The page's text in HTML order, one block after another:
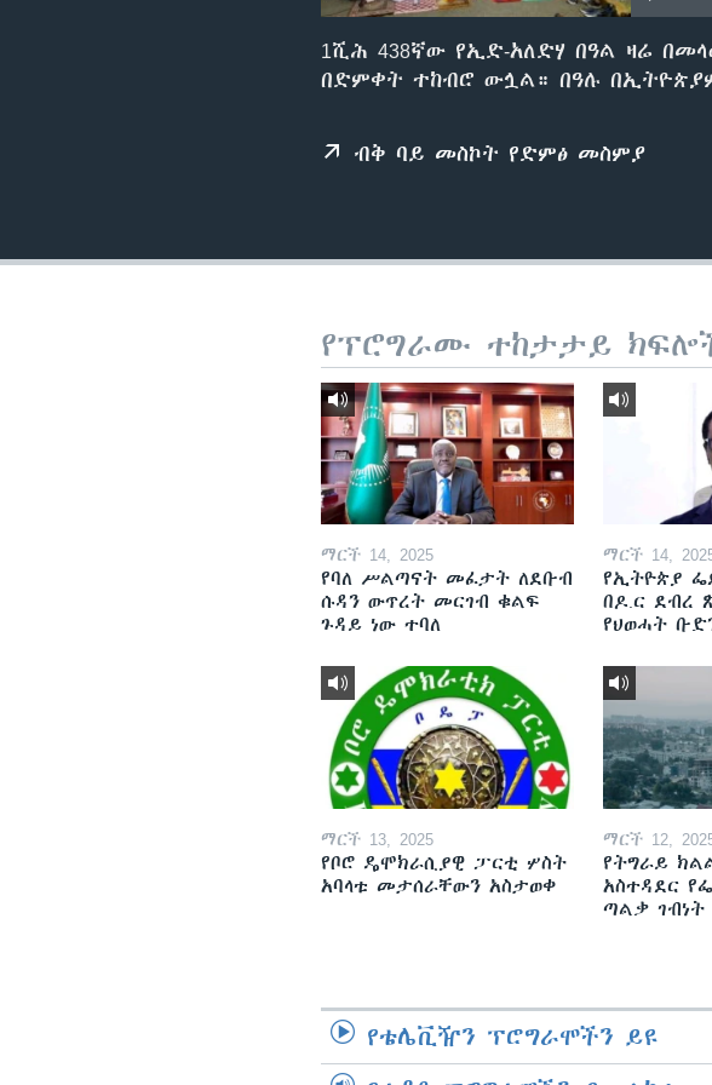
1ሺሕ 438ኛው የኢድ-አለድሃ በዓል ዛሬ
በድምቀት ተከብሮ ውሏል። በዓሉ
ብቅ ባይ መስኮት የድምፅ መስምያ
የፕሮግራሙ ተከታታይ
ማርች 14, 2025
የባለ ሥልጣናት መፈታት ለደቡብ
ሱዳን ውጥረት መርገብ ቁልፍ
ጉዳይ ነው ተባለ
ማርች 14,
የኢትዮጵያ
በዶ.ር ደብረ
የህወሓት
ማርች 13, 2025
የቦሮ ዴሞክራሲያዊ ፓርቲ ሦስት
አባላቱ መታሰራቸውን አስታወቀ
ማርች 12,
የትግራይ
አስተዳደር
ጣልቃ ገብነት
የቴሌቪዥን ፕሮግራሞችን ይዩ